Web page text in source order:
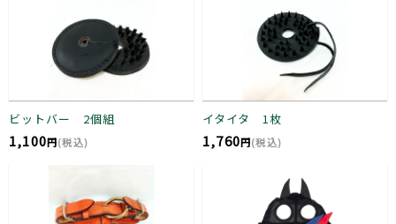
ビットバー 2個組
1,100円(税込)
イタイタ 1枚
1,760円(税込)